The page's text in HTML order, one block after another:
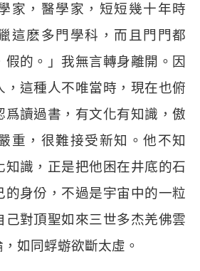
家，醫學家，短短幾十年時
這麽多門學科，而且門門都
假的。」我無言轉身離開。因
，這種人不唯當時，現在也俯
爲讀過書，有文化有知識，傲
重，很難接受新知。他不知
知識，正是把他困在井底的石
的身份，不過是宇宙中的一粒
己對頂聖如來三世多杰羌佛雲
如同蜉蝣欲斷太虛。